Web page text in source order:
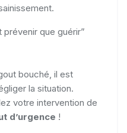
prévenir que guérir”
bouché, il est
la situation.
votre intervention de
d’urgence !